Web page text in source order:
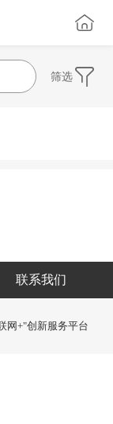
筛选
联系我们
网+"创新服务平台